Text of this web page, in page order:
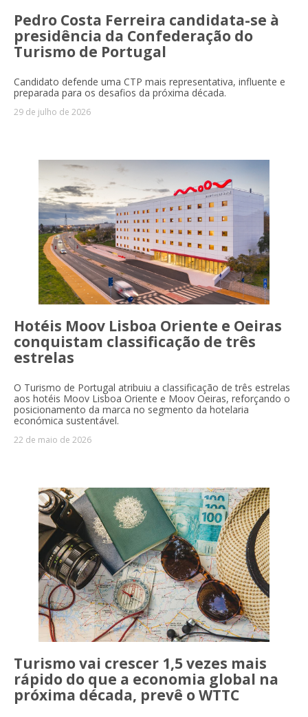
Pedro Costa Ferreira candidata-se à
presidência da Confederação do
Turismo de Portugal
Candidato defende uma CTP mais representativa, influente e
preparada para os desafios da próxima década.
29 de julho de 2026
Hotéis Moov Lisboa Oriente e Oeiras
conquistam classificação de três
estrelas
O Turismo de Portugal atribuiu a classificação de três estrelas
aos hotéis Moov Lisboa Oriente e Moov Oeiras, reforçando o
posicionamento da marca no segmento da hotelaria
económica sustentável.
22 de maio de 2026
Turismo vai crescer 1,5 vezes mais
rápido do que a economia global na
próxima década, prevê o WTTC